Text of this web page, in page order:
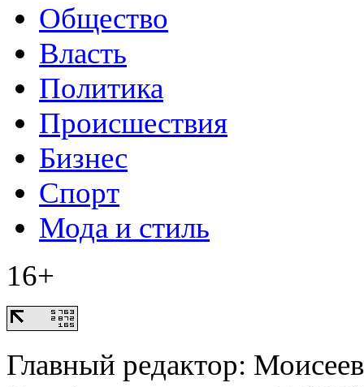
Общество
Власть
Политика
Происшествия
Бизнес
Спорт
Мода и стиль
16+
Главный редактор: